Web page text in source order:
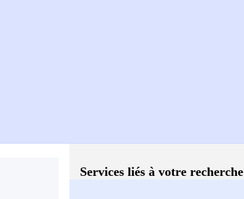
Services liés à votre recherche